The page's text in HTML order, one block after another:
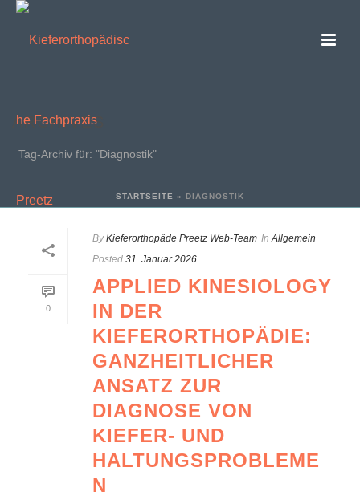
ARCHIVES
Tag-Archiv für: "Diagnostik"
STARTSEITE » DIAGNOSTIK
0
By Kieferorthopäde Preetz Web-Team In Allgemein
Posted 31. Januar 2026
APPLIED KINESIOLOGY
IN DER
KIEFERORTHOPÄDIE:
GANZHEITLICHER
ANSATZ ZUR
DIAGNOSE VON
KIEFER- UND
HALTUNGSPROBLEME
N